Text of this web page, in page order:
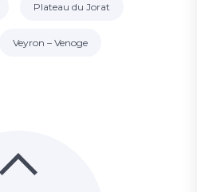
Plateau du Jorat
Veyron – Venoge